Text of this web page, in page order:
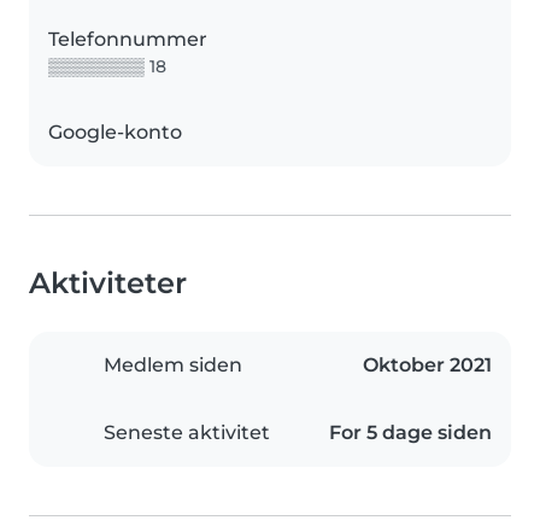
Telefonnummer
▒▒▒▒▒▒▒▒ 18
Google-konto
Aktiviteter
Medlem siden Oktober 2021
Seneste aktivitet For 5 dage siden